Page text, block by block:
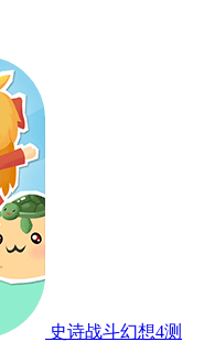
史诗战斗幻想4测